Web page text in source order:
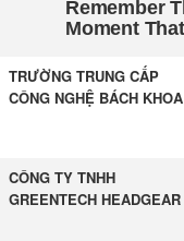
TRƯỜNG TRUNG CẤP
CÔNG NGHỆ BÁCH KHOA
CÔNG TY TNHH
GREENTECH HEADGEAR